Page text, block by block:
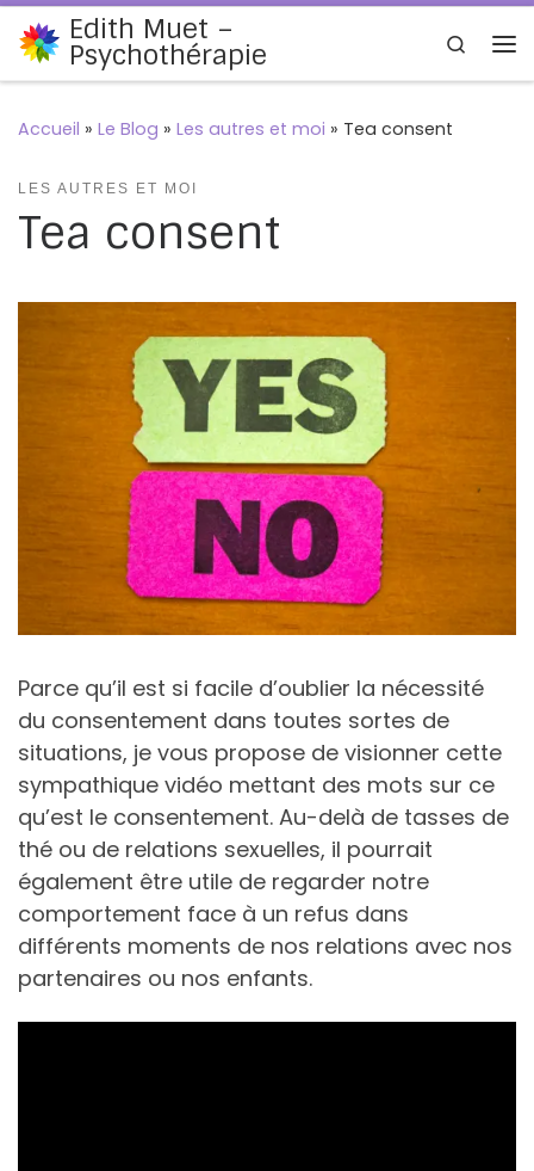
Passer au contenu
Edith Muet –
Psychothérapie
Search
Accueil » Le Blog » Les autres et moi » Tea consent
LES AUTRES ET MOI
Tea consent
Parce qu’il est si facile d’oublier la nécessité
du consentement dans toutes sortes de
situations, je vous propose de visionner cette
sympathique vidéo mettant des mots sur ce
qu’est le consentement. Au-delà de tasses de
thé ou de relations sexuelles, il pourrait
également être utile de regarder notre
comportement face à un refus dans
différents moments de nos relations avec nos
partenaires ou nos enfants.